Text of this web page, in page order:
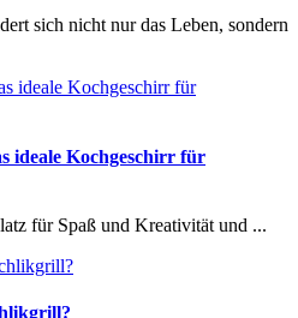
sich nicht nur das Leben, sondern
ideale Kochgeschirr für
für Spaß und Kreativität und ...